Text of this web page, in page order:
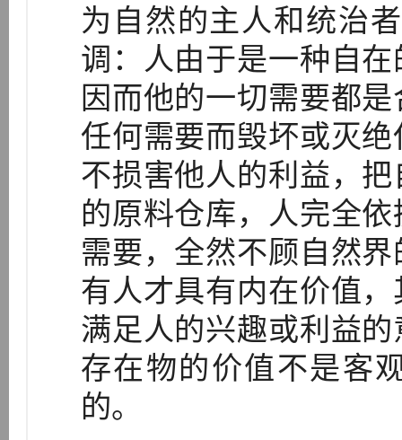
为自然的主人和统治
调：人由于是一种自
因而他的一切需要都
任何需要而毁坏或灭
不损害他人的利益，
的原料仓库，人完全
需要，全然不顾自然
有人才具有内在价值
满足人的兴趣或利益
存在物的价值不是客
的。